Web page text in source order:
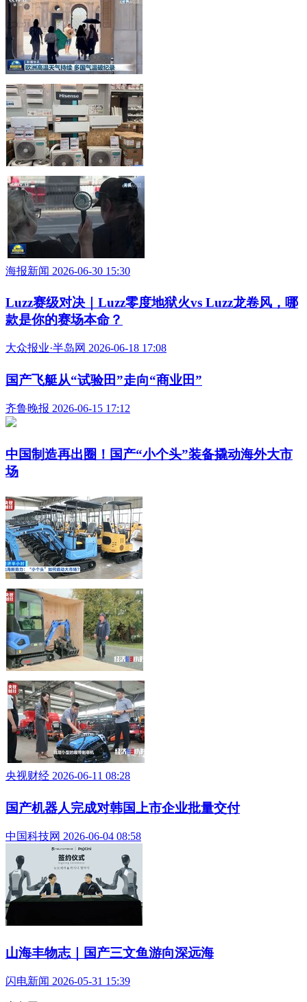
海报新闻 2026-06-30 15:30
Luzz赛级对决｜Luzz零度地狱火vs Luzz龙卷风，哪
款是你的赛场本命？
大众报业·半岛网 2026-06-18 17:08
国产飞艇从“试验田”走向“商业田”
齐鲁晚报 2026-06-15 17:12
中国制造再出圈！国产“小个头”装备撬动海外大市
场
央视财经 2026-06-11 08:28
国产机器人完成对韩国上市企业批量交付
中国科技网 2026-06-04 08:58
山海丰物志｜国产三文鱼游向深远海
闪电新闻 2026-05-31 15:39